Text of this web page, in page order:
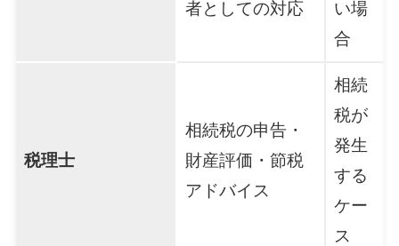
者としての対応
い場
合
税理士
相続税の申告・
財産評価・節税
アドバイス
相続
税が
発生
する
ケー
ス